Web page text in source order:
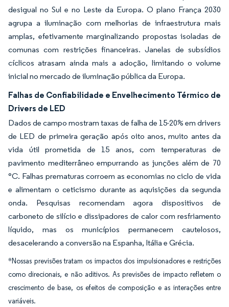
desigual no Sul e no Leste da Europa. O plano França 2030
agrupa a iluminação com melhorias de infraestrutura mais
amplas, efetivamente marginalizando propostas isoladas de
comunas com restrições financeiras. Janelas de subsídios
cíclicos atrasam ainda mais a adoção, limitando o volume
inicial no mercado de iluminação pública da Europa.
Falhas de Confiabilidade e Envelhecimento Térmico de
Drivers de LED
Dados de campo mostram taxas de falha de 15-20% em drivers
de LED de primeira geração após oito anos, muito antes da
vida útil prometida de 15 anos, com temperaturas de
pavimento mediterrâneo empurrando as junções além de 70
°C. Falhas prematuras corroem as economias no ciclo de vida
e alimentam o ceticismo durante as aquisições da segunda
onda. Pesquisas recomendam agora dispositivos de
carboneto de silício e dissipadores de calor com resfriamento
líquido, mas os municípios permanecem cautelosos,
desacelerando a conversão na Espanha, Itália e Grécia.
*Nossas previsões tratam os impactos dos impulsionadores e restrições
como direcionais, e não aditivos. As previsões de impacto refletem o
crescimento de base, os efeitos de composição e as interações entre
variáveis.